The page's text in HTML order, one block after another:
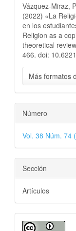
Vázquez-Miraz,
(2022) «La
en los
Religion as a
theoretical
466. doi:
Más formatos
Número
Vol. 38 Núm. 74
Sección
Artículos